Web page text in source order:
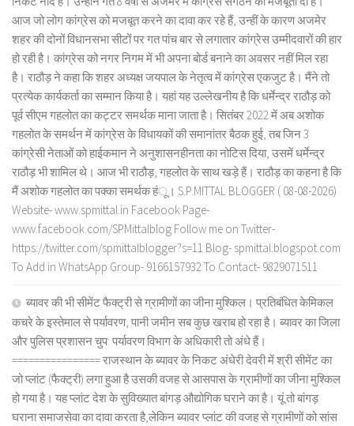
आज जो लोग कांग्रेस को मजबूत करने का दावा कर रहे हैं, उन्हीं के कारण अजमेर
शहर की दोनों विधानसभा सीटों पर गत पांच बार से लगातार कांग्रेस उम्मीदवारों की हार
हो रही है। कांग्रेस को नगर निगम में भी अपना बोर्ड बनाने का अवसर नहीं मिल रहा
है। राठौड़ ने कहा कि शहर अध्यक्ष जयपाल के नेतृत्व में कांग्रेस एकजुट है। मैंने तो
प्रत्येक कार्यकर्ता का सम्मान किया है। यहां यह उल्लेखनीय है कि धर्मेन्द्र राठौड़ को
पूर्व सीएम गहलोत का कट्टर समर्थक माना जाता है। सितंबर 2022 में अब अशोक
गहलोत के समर्थन में कांग्रेस के विधायकों की समानांतर बैठक हुई, तब जिन 3
कांग्रेसी नेताओं को हाईकमान ने अनुशासनहीनता का नोटिस दिया, उसमें धर्मेन्द्र
राठौड़ भी शामिल थे। आज भी राठौड़, गहलोत के साथ खड़े हैं। राठौड़ का कहना है कि
मैं अशोक गहलोत का पक्का समर्थक हंू। S.P.MITTAL BLOGGER ( 08-08-2026)
Website- www.spmittal.in Facebook Page-
www.facebook.com/SPMittalblog Follow me on Twitter-
https://twitter.com/spmittalblogger?s=11 Blog- spmittal.blogspot.com
To Add in WhatsApp Group- 9166157932 To Contact- 9829071511
ब्यावर की भी सीमेंट फैक्ट्री से ग्रामीणों का जीना मुश्किल। प्रतिबंधित केमिकल
कचरे के इस्तेमाल से पर्यावरण, पानी जमीन सब कुछ खराब हो रहा है। ब्यावर का जिला
और पुलिस प्रशासन चुप: पर्यावरण विभाग के अधिकारी तो अंधे हैं।
================ राजस्थान के ब्यावर के निकट अंधेरी देवरी में श्री सीमेंट का
जो प्लांट (फैक्ट्री) लगा हुआ है उसकी वजह से आसपास के ग्रामीणों का जीना मुश्किल
हो गया है। यह प्लांट देश के सुविख्यात बांगड़ औद्योगिक घराने का है। यूं तो बांगड़
घराना समाजसेवा का दावा करता है,लेकिन ब्यावर प्लांट की वजह से ग्रामीणों को सांस